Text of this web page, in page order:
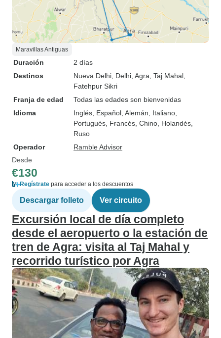
Maravillas Antiguas
Duración
2 días
Destinos
Nueva Delhi , Delhi , Agra , Taj Mahal
Fatehpur Sikri
Franja de edad
Todas las edades son bienvenidas
Idioma
Inglés, Español, Alemán, Italiano,
Portugués, Francés, Chino, Holandés,
Ruso
Operador
Ramble Advisor
Desde
€130
Regístrate para acceder a los descuentos
Descargar folleto Ver circuito
Excursión local de día completo
desde el aeropuerto o la estación de
tren de Agra: visita al Taj Mahal y
recorrido turístico por Agra